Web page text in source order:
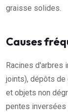
graisse solides.
Causes
Racines d'arbres
joints), dépôts
et objets non
pentes inversées